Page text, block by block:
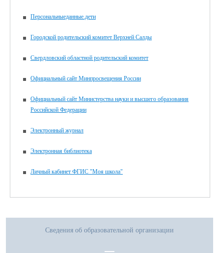
Персональныеданные.дети
Городской родительский комитет Верхней Салды
Свердловский областной родительский комитет
Официальный сайт Минпросвещения России
Официальный сайт Министерства науки и высшего образования
Российской Федерации
Электронный журнал
Электронная библиотека
Личный кабинет ФГИС "Моя школа"
Сведения об образовательной организации